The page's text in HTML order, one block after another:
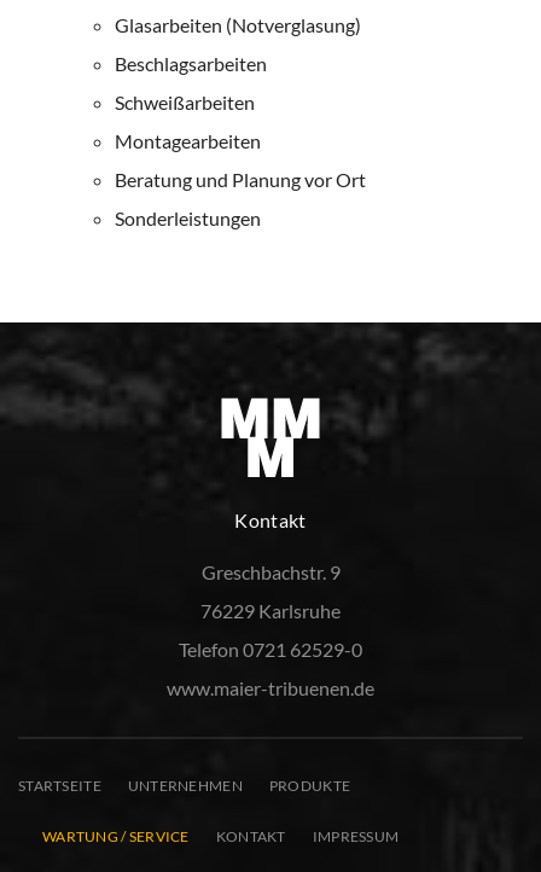
Glasarbeiten (Notverglasung)
Beschlagsarbeiten
Schweißarbeiten
Montagearbeiten
Beratung und Planung vor Ort
Sonderleistungen
Kontakt
Greschbachstr. 9
76229 Karlsruhe
Telefon 0721 62529-0
www.maier-tribuenen.de
STARTSEITE UNTERNEHMEN PRODUKTE
WARTUNG / SERVICE KONTAKT IMPRESSUM